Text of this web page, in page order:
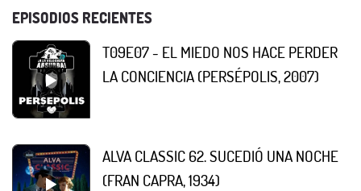
EPISODIOS RECIENTES
T09E07 - EL MIEDO NOS HACE PERDER
LA CONCIENCIA (PERSÉPOLIS, 2007)
ALVA CLASSIC 62. SUCEDIÓ UNA NOCHE
(FRAN CAPRA, 1934)